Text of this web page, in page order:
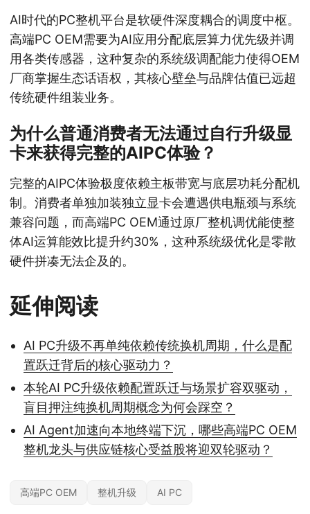
AI时代的PC整机平台是软硬件深度耦合的调度中枢。
高端PC OEM需要为AI应用分配底层算力优先级并调
用各类传感器，这种复杂的系统级调配能力使得OEM
厂商掌握生态话语权，其核心壁垒与品牌估值已远超
传统硬件组装业务。
为什么普通消费者无法通过自行升级显
卡来获得完整的AIPC体验？
完整的AIPC体验极度依赖主板带宽与底层功耗分配机
制。消费者单独加装独立显卡会遭遇供电瓶颈与系统
兼容问题，而高端PC OEM通过原厂整机调优能使整
体AI运算能效比提升约30%，这种系统级优化是零散
硬件拼凑无法企及的。
延伸阅读
AI PC升级不再单纯依赖传统换机周期，什么是配
置跃迁背后的核心驱动力？
本轮AI PC升级依赖配置跃迁与场景扩容双驱动，
盲目押注纯换机周期概念为何会踩空？
AI Agent加速向本地终端下沉，哪些高端PC OEM
整机龙头与供应链核心受益股将迎双轮驱动？
高端PC OEM 整机升级 AI PC